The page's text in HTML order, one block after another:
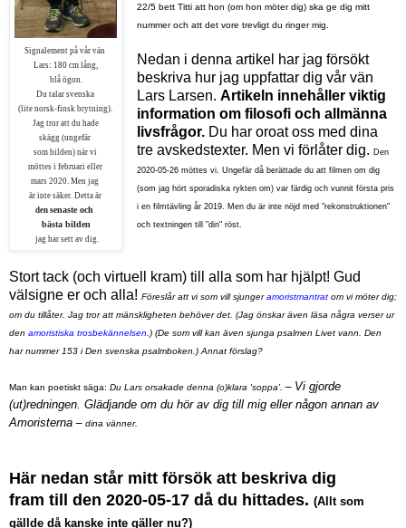
Signalement på vår vän
Lars: 180 cm lång,
blå ögon.
Du talar svenska
(lite norsk-finsk brytning).
Jag tror att du hade
skägg (ungefär
som bilden) när vi
möttes i februari eller
mars 2020. Men jag
är inte säker. Detta är
den senaste och
bästa bilden
jag har sett av dig.
22/5 bett Titti att hon (om hon möter dig) ska ge dig mitt
nummer och att det vore trevligt du ringer mig.
Nedan i denna artikel har jag försökt
beskriva hur jag uppfattar dig vår vän
Lars Larsen. Artikeln innehåller viktig
information om filosofi och allmänna
livsfrågor. Du har oroat oss med dina
tre avskedstexter. Men vi förlåter dig. Den
2020-05-26 möttes vi. Ungefär då berättade du att filmen om dig
(som jag hört sporadiska rykten om) var färdig och vunnit första pris
i en filmtävling år 2019. Men du är inte nöjd med "rekonstruktionen"
och textningen till "din" röst.
Stort tack (och virtuell kram) till alla som har hjälpt! Gud
välsigne er och alla! Föreslår att vi som vill sjungeramoristmantrat om vi möter dig;
om du tillåter. Jag tror att mänskligheten behöver det. (Jag önskar även läsa några verser ur
den amoristiska trosbekännelsen .) (De som vill kan även sjunga psalmen Livet vann. Den
har nummer 153 i Den svenska psalmboken. ) Annat förslag?
Man kan poetiskt säga: Du Lars orsakade denna (o)klara 'soppa'.– Vi gjorde
(ut)redningen. Glädjande om du hör av dig till mig eller någon annan av
Amoristerna– dina vänner.
Här nedan står mitt försök att beskriva dig
fram till den 2020-05-17 då du hittades. (Allt som
gällde då kanske inte gäller nu?)